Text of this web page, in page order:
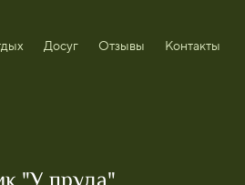
Досуг Отзывы Контакты
"У пруда"